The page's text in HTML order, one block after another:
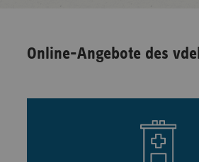
Online-Angebote des